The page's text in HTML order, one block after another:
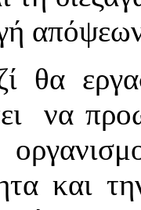
θα
να
και